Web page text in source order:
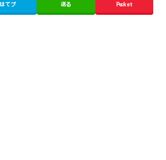
はてブ 送る Pocket